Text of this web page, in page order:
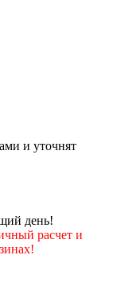
и уточнят
день!
расчет и